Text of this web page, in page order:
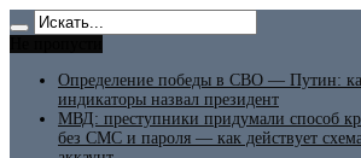
Определение победы в СВО — Путин:
индикаторы назвал президент
МВД: преступники придумали способ
без СМС и пароля — как действует